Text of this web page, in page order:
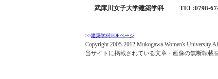
武庫川女子大学建築学科 TEL:0798-
>>建築学科TOPページ
Copyright 2005-2012 Mukogawa Women's
当サイトに掲載されている文章・画像の無断転載